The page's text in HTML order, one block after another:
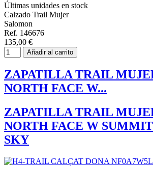
Últimas unidades en stock
Calzado Trail Mujer
Salomon
Ref. 146676
135,00 €
Añadir al carrito
ZAPATILLA TRAIL
NORTH FACE W...
ZAPATILLA TRAIL
NORTH FACE W
SKY